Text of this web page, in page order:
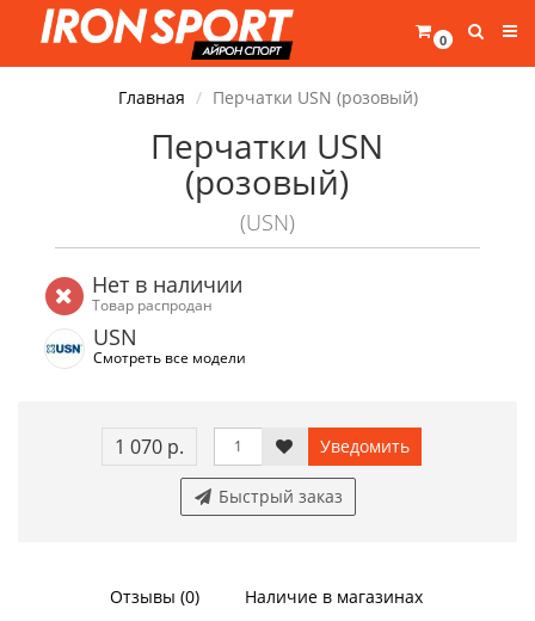
0
Главная Перчатки USN (розовый)
Перчатки USN
(розовый)
(USN)
Нет в наличии
Товар распродан
USN
Смотреть все модели
1 070 р. Уведомить
Быстрый заказ
Отзывы (0) Наличие в магазинах